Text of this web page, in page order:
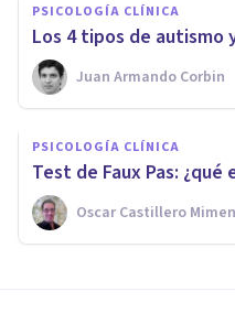
PSICOLOGÍA CLÍNICA
Los 4 tipos de autismo
Juan Armando Corbin
PSICOLOGÍA CLÍNICA
Test de Faux Pas: ¿qué
Oscar Castillero